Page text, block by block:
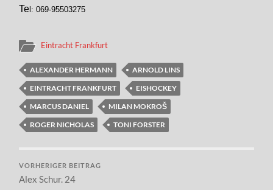
Tel: 069-95503275
Eintracht Frankfurt
ALEXANDER HERMANN
ARNOLD LINS
EINTRACHT FRANKFURT
EISHOCKEY
MARCUS DANIEL
MILAN MOKROŠ
ROGER NICHOLAS
TONI FORSTER
VORHERIGER BEITRAG
Alex Schur. 24